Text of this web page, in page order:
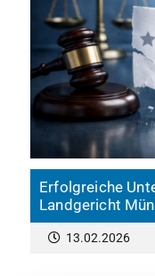
Erfolgreiche
Landgericht
13.02.2026